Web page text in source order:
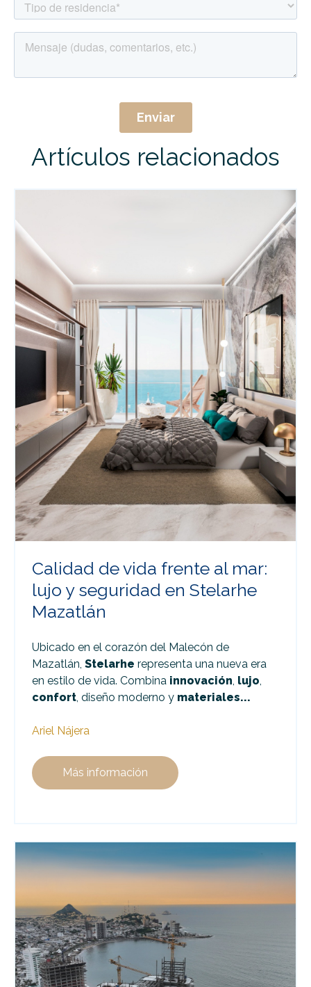
Artículos relacionados
Calidad de vida frente al mar:
lujo y seguridad en Stelarhe
Mazatlán
Ubicado en el corazón del Malecón de
Mazatlán, Stelarhe representa una nueva era
en estilo de vida. Combina innovación lujo
confort , diseño moderno y materiales...
Ariel Nájera
Más información